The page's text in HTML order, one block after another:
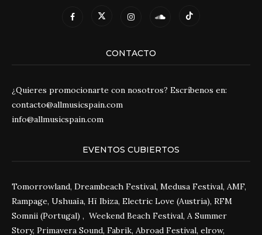
CONTACTO
¿Quieres promocionarte con nosotros? Escríbenos en:
contacto@allmusicspain.com
info@allmusicspain.com
EVENTOS CUBIERTOS
Tomorrowland, Dreambeach Festival, Medusa Festival, AMF,
Rampage, Ushuaïa, Hï Ibiza, Electric Love (Austria), RFM
Somnii (Portugal) , Weekend Beach Festival, A Summer
Story, Primavera Sound, Fabrik, Abroad Festival, elrow,